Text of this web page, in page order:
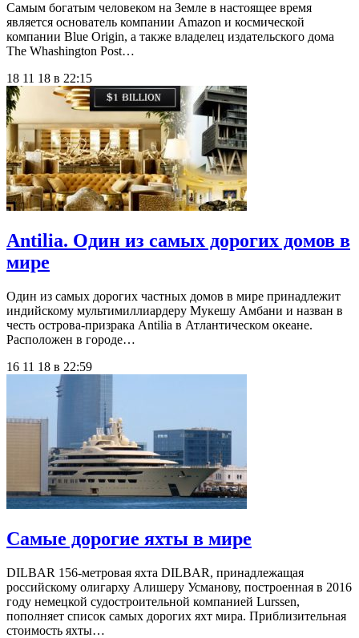
Самым богатым человеком на Земле в настоящее время
является основатель компании Amazon и космической
компании Blue Origin, а также владелец издательского дома
The Whashington Post…
18 11 18 в 22:15
Antilia. Один из самых дорогих домов в
мире
Один из самых дорогих частных домов в мире принадлежит
индийскому мультимиллиардеру Мукешу Амбани и назван в
честь острова-призрака Antilia в Атлантическом океане.
Расположен в городе…
16 11 18 в 22:59
Самые дорогие яхты в мире
DILBAR 156-метровая яхта DILBAR, принадлежащая
российскому олигарху Алишеру Усманову, построенная в 2016
году немецкой судостроительной компанией Lurssen,
пополняет список самых дорогих яхт мира. Приблизительная
стоимость яхты…